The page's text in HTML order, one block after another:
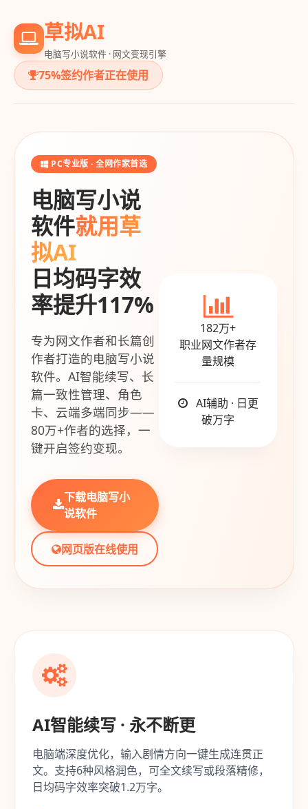
草拟AI
电脑写小说软件 · 网文变现引擎
75%签约作者正在使用
PC专业版 · 全网作家首选
电脑写小说
软件就用草
拟AI
日均码字效
率提升117%
专为网文作者和长篇创
作者打造的电脑写小说
软件。AI智能续写、长
篇一致性管理、角色
卡、云端多端同步——
80万+作者的选择，一
键开启签约变现。
下载电脑写小
说软件
网页版在线使用
182万+
职业网文作者存
量规模
AI辅助 · 日更
破万字
AI智能续写 · 永不断更
电脑端深度优化，输入剧情方向一键生成连贯正
文。支持6种风格润色，可全文续写或段落精修，
日均码字效率突破1.2万字。